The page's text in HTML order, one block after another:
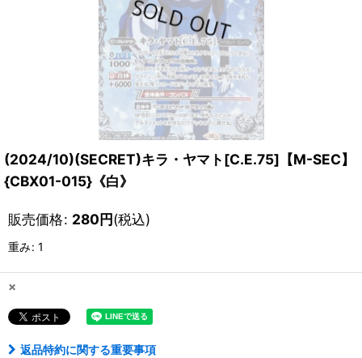
(2024/10)(SECRET)キラ・ヤマト[C.E.75]【M-SEC】
{CBX01-015}《白》
販売価格: 280円(税込)
重み: 1
×
返品特約に関する重要事項